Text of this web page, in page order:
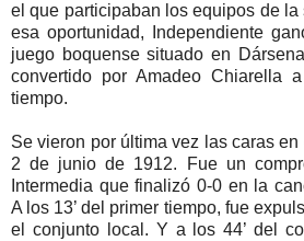
el que participaban los equipos de la
esa oportunidad, Independiente
juego boquense situado en
convertido por Amadeo Chiarella
tiempo.
Se vieron por última vez las caras en
2 de junio de 1912. Fue un
Intermedia que finalizó 0-0 en la
A los 13’ del primer tiempo, fue
el conjunto local. Y a los 44’ del